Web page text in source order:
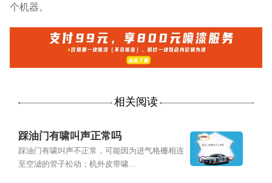
个机器。
相关阅读
踩油门有啸叫声正常吗
踩油门有啸叫声不正常，可能因为进气格栅相连
至空滤的管子松动；机外皮带啸...